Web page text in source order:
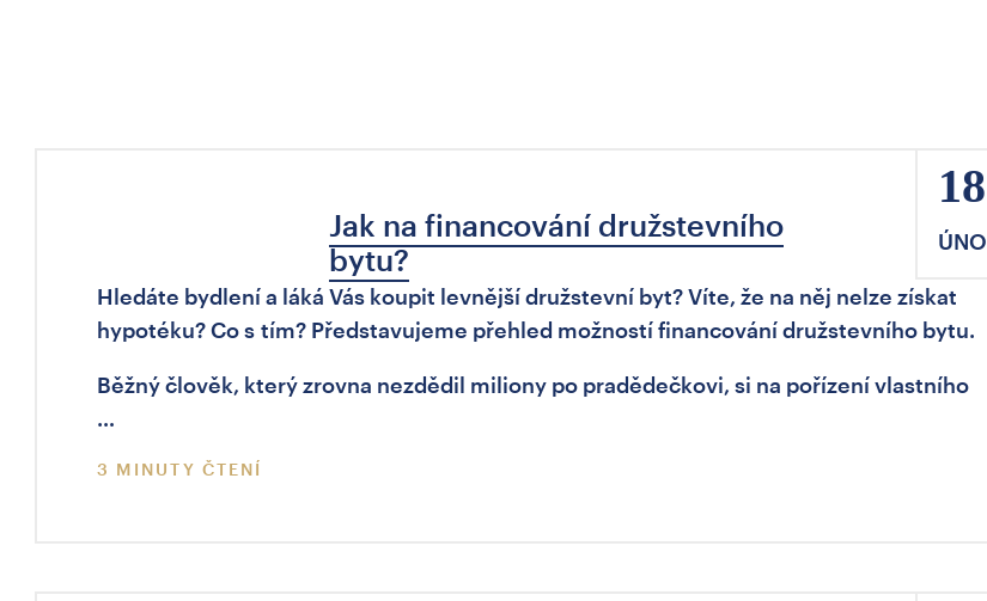
18
ÚNO
Jak na financování družstevního
bytu?
Hledáte bydlení a láká Vás koupit levnější družstevní byt? Víte, že na něj nelze získat
hypotéku? Co s tím? Představujeme přehled možností financování družstevního bytu.
Běžný člověk, který zrovna nezdědil miliony po pradědečkovi, si na pořízení vlastního
…
3 MINUTY ČTENÍ